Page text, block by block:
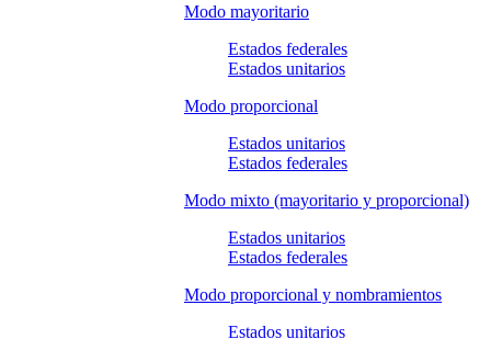
Modo mayoritario
Estados federales
Estados unitarios
Modo proporcional
Estados unitarios
Estados federales
Modo mixto (mayoritario y proporcional)
Estados unitarios
Estados federales
Modo proporcional y nombramientos
Estados unitarios